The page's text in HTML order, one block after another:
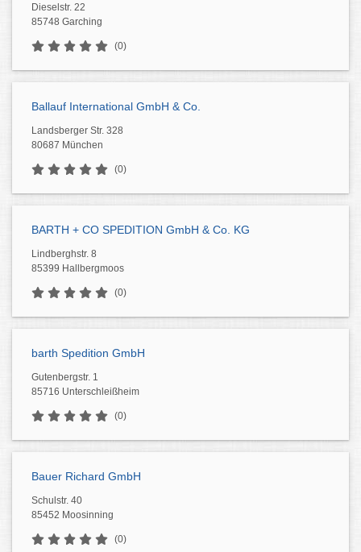
Dieselstr. 22
85748 Garching
(0)
Ballauf International GmbH & Co.
Landsberger Str. 328
80687 München
(0)
BARTH + CO SPEDITION GmbH & Co. KG
Lindberghstr. 8
85399 Hallbergmoos
(0)
barth Spedition GmbH
Gutenbergstr. 1
85716 Unterschleißheim
(0)
Bauer Richard GmbH
Schulstr. 40
85452 Moosinning
(0)